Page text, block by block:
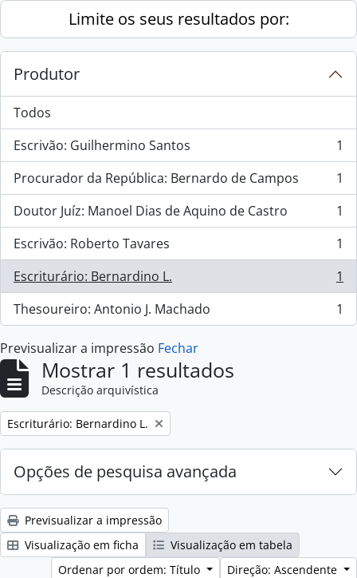
Skip to main contentLimite os seus resultados por:
Produtor
Todos
Escrivão: Guilhermino Santos
, 1 resultados
1
Procurador da República: Bernardo de Campos
, 1 resultados
1
Doutor Juíz: Manoel Dias de Aquino de Castro
, 1 resultados
1
Escrivão: Roberto Tavares
, 1 resultados
1
Escriturário: Bernardino L.
, 1 resultados
1
Thesoureiro: Antonio J. Machado
, 1 resultados 1
Previsualizar a impressão Fechar
Mostrar 1 resultados
Descrição arquivística
Remove filter:
Escriturário: Bernardino L.
Opções de pesquisa avançada
Previsualizar a impressão
Visualização em ficha
Visualização em tabela
Ordenar por ordem: Título
Direção: Ascendente